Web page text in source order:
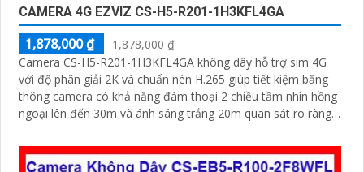
CAMERA 4G EZVIZ CS-H5-R201-1H3KFL4GA
1,878,000 ₫
1,878,000 ₫
Camera CS-H5-R201-1H3KFL4GA không dây hỗ trợ sim 4G
với độ phân giải 2K và chuẩn nén H.265 giúp tiết kiệm băng
thông camera có khả năng đàm thoại 2 chiều tầm nhìn hồng
ngoại lên đến 30m và ánh sáng trắng 20m quan sát rõ ràng
năng phát hiện thông minh và cảnh báo bằng còi và đèn
chớp phù hợp cho công trình kho hàng, nhà xưởng công trình